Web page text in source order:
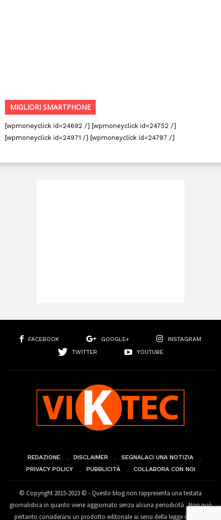
MIGLIORI SMARTPHONE
[wpmoneyclick id=24692 /] [wpmoneyclick id=24752 /]
[wpmoneyclick id=24971 /] [wpmoneyclick id=24797 /]
FACEBOOK GOOGLE+
INSTAGRAM
TWITTER
YOUTUBE
REDAZIONE DISCLAIMER
SEGNALACI UNA NOTIZIA
PRIVACY POLICY
PUBBLICITÀ COLLABORA CON NOI
© Copyright 2015-2023 © - Questo blog non rappresenta una testata
giornalistica in quanto viene aggiornato senza alcuna periodicità . Non può
pertanto considerarsi un prodotto editoriale ai sensi della legge n° 62 del